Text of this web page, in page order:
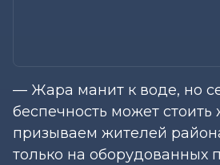
— Жара манит к воде, но
беспечность может
призываем жителей
только на оборудованных